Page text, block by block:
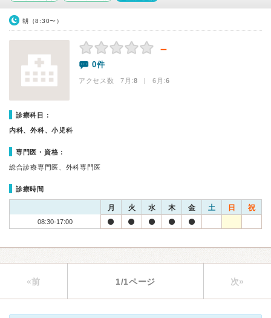
朝（8:30〜）
－
0件
アクセス数 7月:8 | 6月:6
診療科目：
内科、外科、小児科
専門医・資格：
総合診療専門医、外科専門医
診療時間
月 火 水 木 金 土 日 祝
08:30-17:00
«前 1/1ページ 次»